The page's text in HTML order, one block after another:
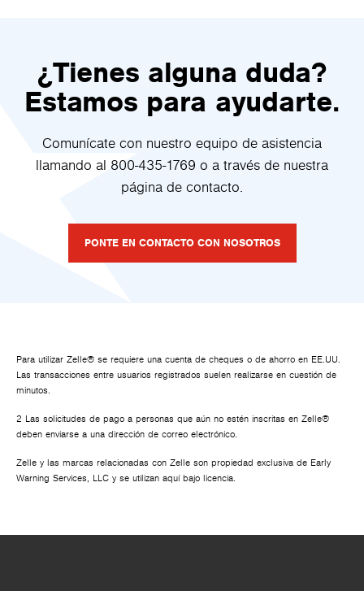
¿Tienes alguna duda?
Estamos para ayudarte.
Comunícate con nuestro equipo de asistencia
llamando al 800-435-1769 o a través de nuestra
página de contacto.
PONTE EN CONTACTO CON NOSOTROS
Para utilizar Zelle® se requiere una cuenta de cheques o de ahorro en EE.UU.
Las transacciones entre usuarios registrados suelen realizarse en cuestión de
minutos.
2 Las solicitudes de pago a personas que aún no estén inscritas en Zelle®
deben enviarse a una dirección de correo electrónico.
Zelle y las marcas relacionadas con Zelle son propiedad exclusiva de Early
Warning Services, LLC y se utilizan aquí bajo licencia.